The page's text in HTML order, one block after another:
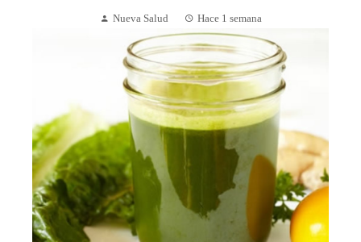
Nueva Salud Hace 1 semana